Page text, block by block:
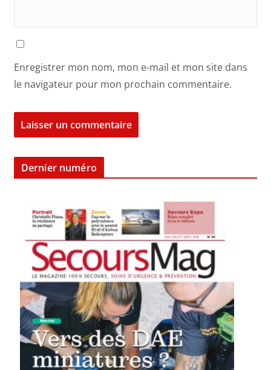
Enregistrer mon nom, mon e-mail et mon site dans
le navigateur pour mon prochain commentaire.
Dernier numéro